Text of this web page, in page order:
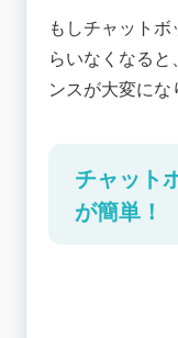
もしチャット
らいなくなる
ンスが大変にな
チャット
が簡単！